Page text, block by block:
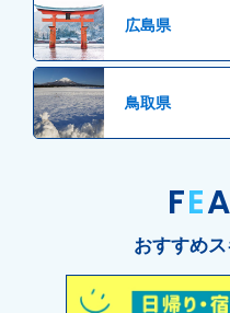
広島県
鳥取県
FE
おすすめ